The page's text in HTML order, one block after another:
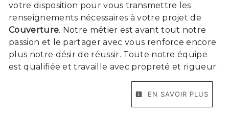
votre disposition pour vous transmettre les
renseignements nécessaires à votre projet de
Couverture. Notre métier est avant tout notre
passion et le partager avec vous renforce encore
plus notre désir de réussir. Toute notre équipe
est qualifiée et travaille avec propreté et rigueur.
EN SAVOIR PLUS